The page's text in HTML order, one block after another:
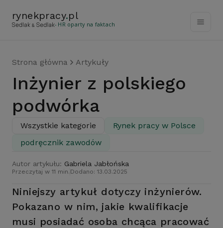
rynekpracy.pl
- HR oparty na faktach
Strona główna Artykuły
Inżynier z polskiego
podwórka
Wszystkie kategorie
Rynek pracy w Polsce
podręcznik zawodów
Autor artykułu: Gabriela Jabłońska
Przeczytaj w 11 min. Dodano: 13.03.2025
Niniejszy artykuł dotyczy inżynierów.
Pokazano w nim, jakie kwalifikacje
musi posiadać osoba chcąca pracować